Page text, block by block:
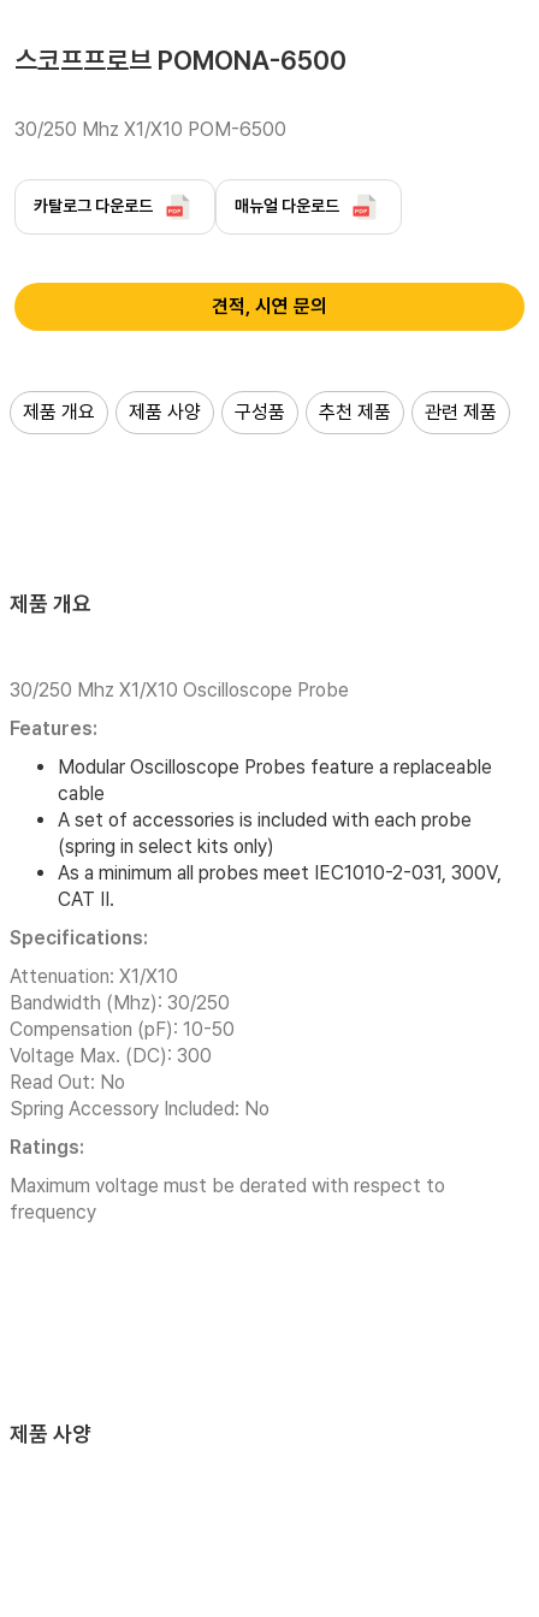
스코프프로브 POMONA-6500
30/250 Mhz X1/X10 POM-6500
카탈로그 다운로드 매뉴얼 다운로드
견적, 시연 문의
제품 개요 제품 사양 구성품 추천 제품 관련 제품
제품 개요
30/250 Mhz X1/X10 Oscilloscope Probe
Features:
Modular Oscilloscope Probes feature a replaceable
cable
A set of accessories is included with each probe
(spring in select kits only)
As a minimum all probes meet IEC1010-2-031, 300V,
CAT II.
Specifications:
Attenuation: X1/X10
Bandwidth (Mhz): 30/250
Compensation (pF): 10-50
Voltage Max. (DC): 300
Read Out: No
Spring Accessory Included: No
Ratings:
Maximum voltage must be derated with respect to
frequency
제품 사양